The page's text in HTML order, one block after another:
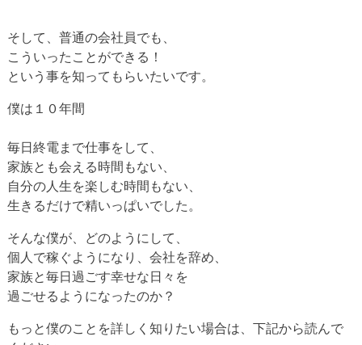
そして、普通の会社員でも、
こういったことができる！
という事を知ってもらいたいです。
僕は１０年間
毎日終電まで仕事をして、
家族とも会える時間もない、
自分の人生を楽しむ時間もない、
生きるだけで精いっぱいでした。
そんな僕が、どのようにして、
個人で稼ぐようになり、会社を辞め、
家族と毎日過ごす幸せな日々を
過ごせるようになったのか？
もっと僕のことを詳しく知りたい場合は、下記から読んで